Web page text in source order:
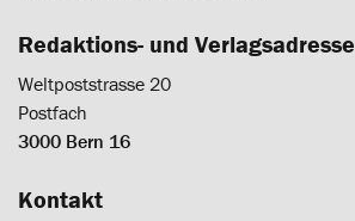
Redaktions- und Verlagsadresse
Weltpoststrasse 20
Postfach
3000 Bern 16
Kontakt